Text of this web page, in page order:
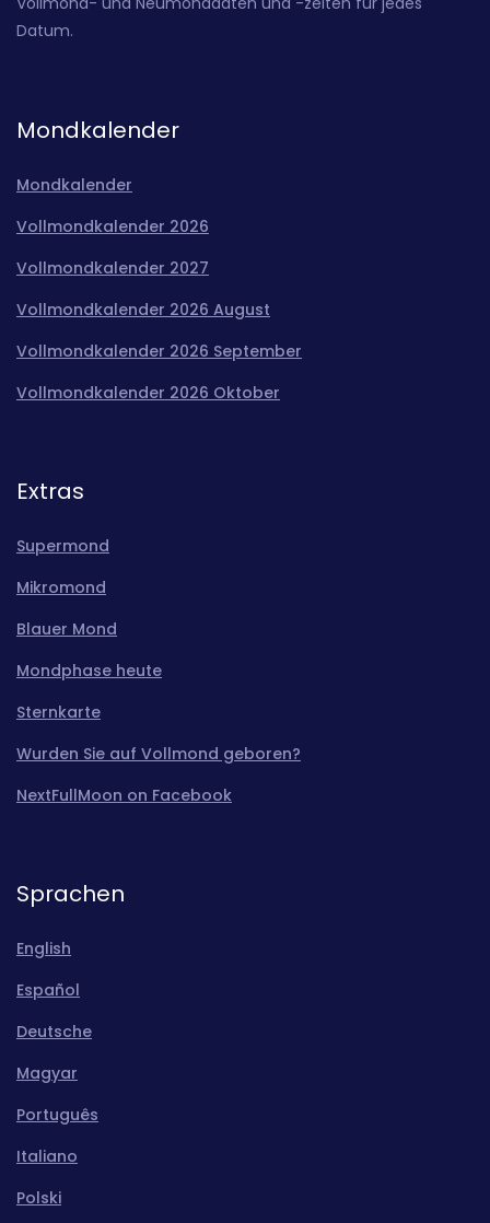
Datum.
Mondkalender
Mondkalender
Vollmondkalender 2026
Vollmondkalender 2027
Vollmondkalender 2026 August
Vollmondkalender 2026 September
Vollmondkalender 2026 Oktober
Extras
Supermond
Mikromond
Blauer Mond
Mondphase heute
Sternkarte
Wurden Sie auf Vollmond geboren?
NextFullMoon on Facebook
Sprachen
English
Español
Deutsche
Magyar
Português
Italiano
Polski